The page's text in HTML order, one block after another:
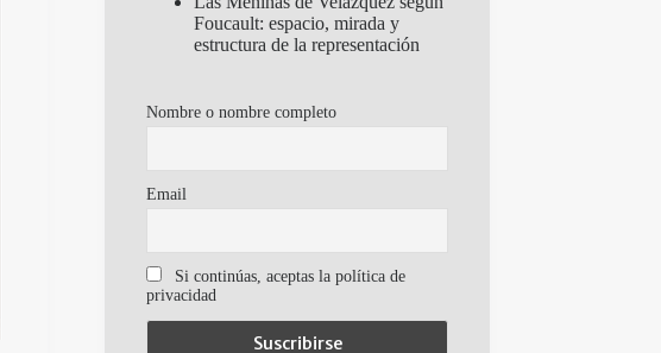
Foucault: espacio, mirada y
estructura de la representación
Nombre o nombre completo
Email
Si continúas, aceptas la política de
privacidad